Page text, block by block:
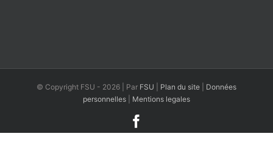
© Copyright FSU - 2026 | Par FSU Plan du site
Données
personnelles
Mentions legales